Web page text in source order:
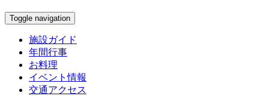
Toggle navigation
施設ガイド
年間行事
お料理
イベント情報
交通アクセス